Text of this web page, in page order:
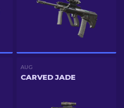
AUG
CARVED JADE